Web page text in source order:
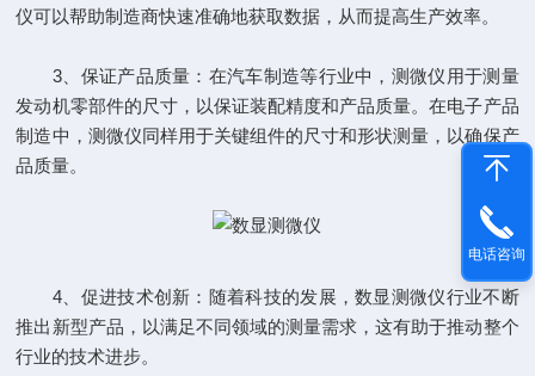
仪可以帮助制造商快速准确地获取数据，从而提高生产效率。
3、保证产品质量：在汽车制造等行业中，测微仪用于测量
发动机零部件的尺寸，以保证装配精度和产品质量。在电子产品
制造中，测微仪同样用于关键组件的尺寸和形状测量，以确保产
品质量。
4、促进技术创新：随着科技的发展，数显测微仪行业不断
推出新型产品，以满足不同领域的测量需求，这有助于推动整个
行业的技术进步。
电话咨询